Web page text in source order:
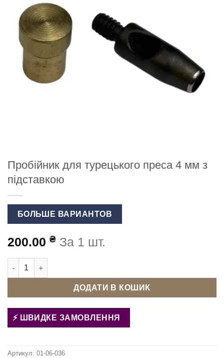
Пробійник для турецького преса 4 мм з
підставкою
БОЛЬШЕ ВАРИАНТОВ
200.00 ₴ За 1 шт.
Пробійник для турецького преса 4 мм з підставкою кількість
ДОДАТИ В КОШИК
ШВИДКЕ ЗАМОВЛЕННЯ
Артикул: 01-06-036